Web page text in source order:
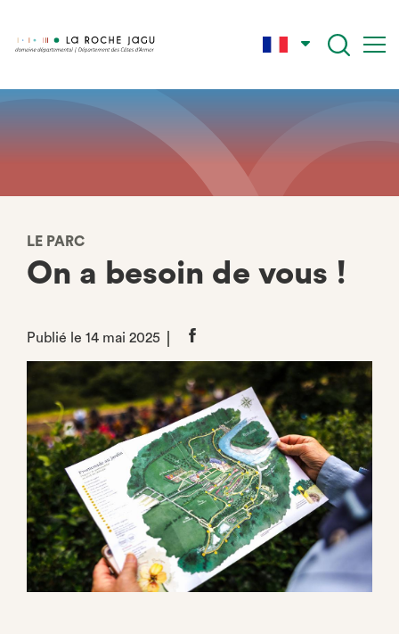
LE PARC
On a besoin de vous !
Publié le 14 mai 2025
Partager
Facebook